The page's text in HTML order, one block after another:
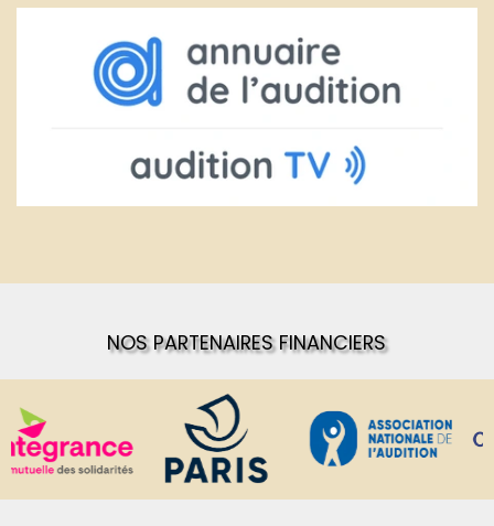
NOS PARTENAIRES FINANCIERS